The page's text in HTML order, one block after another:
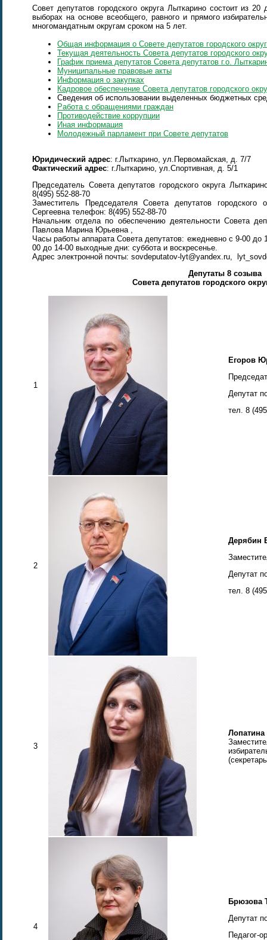
Совет депутатов городского округа Лыткарино состоит из
выборах на основе всеобщего, равного и прямого
многомандатным округам сроком на 5 лет.
Общая информация о Совете депутатов городского
Текущая деятельность Совета депутатов городского
График приема депутатов Совета депутатов г.о.
Муниципальные правовые акты
Информация о закупках
Кадровое обеспечение Совета депутатов городского
Сведения об использовании выделенных бюджетных
Работа с обращениями граждан
Противодействие коррупции
Иная информация
Молодежный парламент при Совете депутатов
Юридический адрес: г.Лыткарино, ул.Первомайская, д. 7/7
Фактический адрес: г.Лыткарино, ул.Спортивная, д. 5/1
Председатель Совета депутатов городского округа
8(495) 552-88-70
Заместитель Председателя Совета депутатов
Сергеевна телефон: 8(495) 552-88-70
Начальник отдела по обеспечению деятельности Совета
Павлова Марина Юрьевна ,
Часы работы аппарата Совета депутатов: ежедневно с 9-00 до
00 до 14-00 выходные дни: суббота и воскресенье.
Адрес электронной почты: sovdeputatov-lyt@yandex.ru,
Депутаты 8 созыва
Совета депутатов городского
1
Егоров
Депутат
тел. 8
2
Дерябин
Депутат
тел. 8
3
Лопатина
4
Брюзова
Депутат
Педагог-